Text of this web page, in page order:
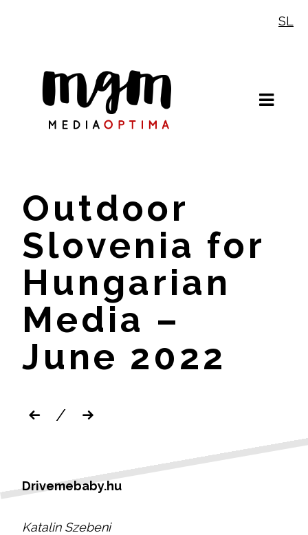
SL
Outdoor
Slovenia for
Hungarian
Media –
June 2022
navigation
/
Drivemebaby.hu
Katalin Szebeni